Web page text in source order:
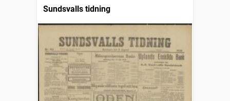
Sundsvalls tidning